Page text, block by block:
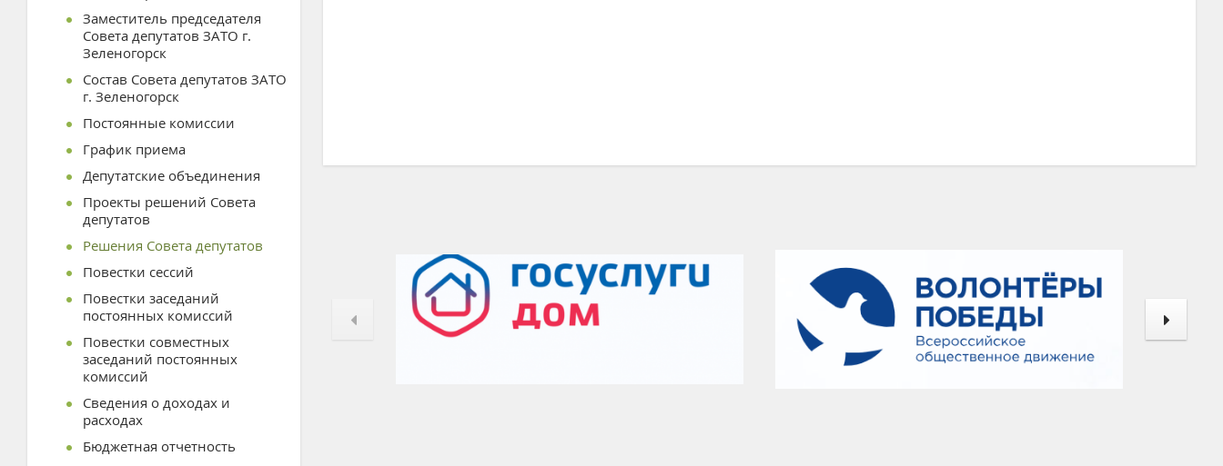
Заместитель председателя
Совета депутатов ЗАТО г.
Зеленогорск
Состав Совета депутатов ЗАТО
г. Зеленогорск
Постоянные комиссии
График приема
Депутатские объединения
Проекты решений Совета
депутатов
Решения Совета депутатов
Повестки сессий
Повестки заседаний
постоянных комиссий
Повестки совместных
заседаний постоянных
комиссий
Сведения о доходах и
расходах
Бюджетная отчетность